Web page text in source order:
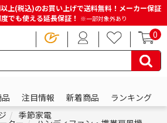
上(税込)のお買い上げで送料無料！メーカー保証
でも使える延長保証！ ※一部対象外あり
0
注目情報 新着商品
ランキング
季節家電